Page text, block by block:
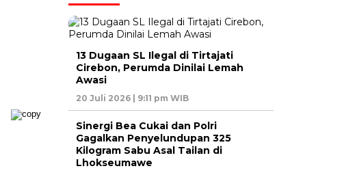
13 Dugaan SL Ilegal di Tirtajati
Cirebon, Perumda Dinilai Lemah
Awasi
20 Juli 2026 | 9:11 pm WIB
Sinergi Bea Cukai dan Polri
Gagalkan Penyelundupan 325
Kilogram Sabu Asal Tailan di
Lhokseumawe